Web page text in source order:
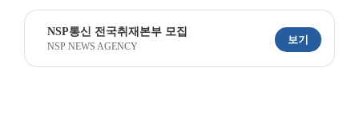
NSP통신 전국취재본부 모집
NSP NEWS AGENCY
보기